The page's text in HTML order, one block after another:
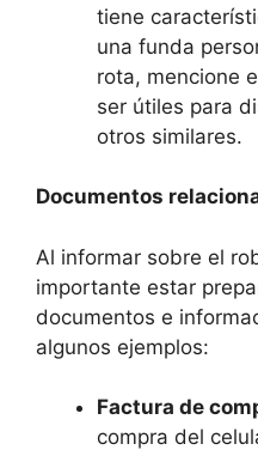
tiene‍
una funda
rota, mencione
ser⁣ útiles para
otros similares.
Documentos‌
Al ‍informar sobre el
importante estar
documentos e⁢
algunos ejemplos:
Factura ​de
‍compra del​